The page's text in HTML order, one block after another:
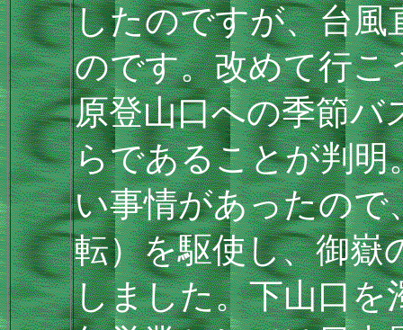
したのですが、台風
のです。改めて行こ
原登山口への季節バ
らであることが判明
い事情があったので
転）を駆使し、御嶽
しました。下山口を